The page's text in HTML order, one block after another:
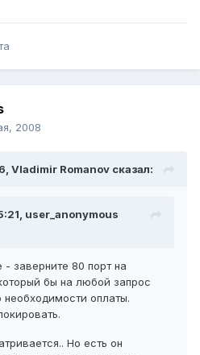
2008
Vladimir Romanov сказал:
user_anonymous
заверните 80 порт на
бы на любой запрос
оплаты.
Но есть он